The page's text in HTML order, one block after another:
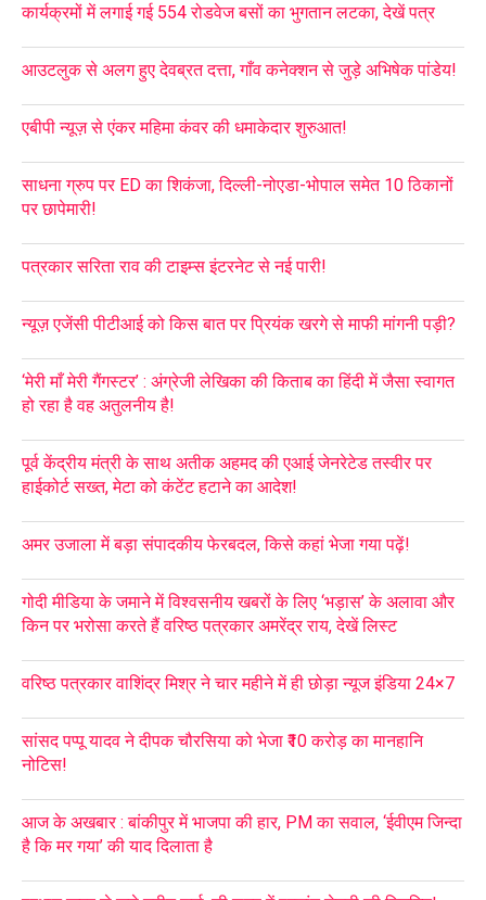
कार्यक्रमों में लगाई गई 554 रोडवेज बसों का भुगतान लटका, देखें पत्र
आउटलुक से अलग हुए देवब्रत दत्ता, गाँव कनेक्शन से जुड़े अभिषेक पांडेय!
एबीपी न्यूज़ से एंकर महिमा कंवर की धमाकेदार शुरुआत!
साधना ग्रुप पर ED का शिकंजा, दिल्ली-नोएडा-भोपाल समेत 10 ठिकानों
पर छापेमारी!
पत्रकार सरिता राव की टाइम्स इंटरनेट से नई पारी!
न्यूज़ एजेंसी पीटीआई को किस बात पर प्रियंक खरगे से माफी मांगनी पड़ी?
‘मेरी माँ मेरी गैंगस्टर’ : अंग्रेजी लेखिका की किताब का हिंदी में जैसा स्वागत
हो रहा है वह अतुलनीय है!
पूर्व केंद्रीय मंत्री के साथ अतीक अहमद की एआई जेनरेटेड तस्वीर पर
हाईकोर्ट सख्त, मेटा को कंटेंट हटाने का आदेश!
अमर उजाला में बड़ा संपादकीय फेरबदल, किसे कहां भेजा गया पढ़ें!
गोदी मीडिया के जमाने में विश्वसनीय खबरों के लिए ‘भड़ास’ के अलावा और
किन पर भरोसा करते हैं वरिष्ठ पत्रकार अमरेंद्र राय, देखें लिस्ट
वरिष्ठ पत्रकार वाशिंद्र मिश्र ने चार महीने में ही छोड़ा न्यूज इंडिया 24×7
सांसद पप्पू यादव ने दीपक चौरसिया को भेजा ₹10 करोड़ का मानहानि
नोटिस!
आज के अखबार : बांकीपुर में भाजपा की हार, PM का सवाल, ‘ईवीएम जिन्दा
है कि मर गया’ की याद दिलाता है